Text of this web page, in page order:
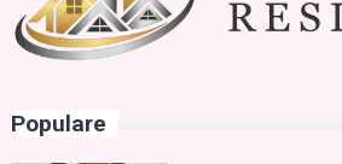
Populare